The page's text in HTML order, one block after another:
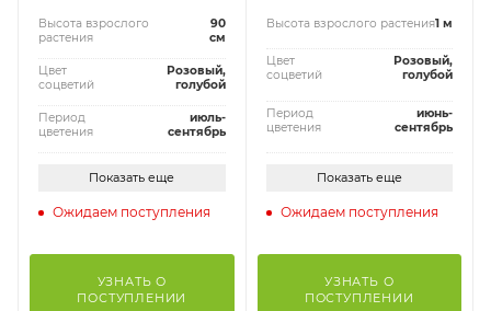
Высота взрослого
растения
90
см
Цвет
соцветий
Розовый,
голубой
Период
цветения
июль-
сентябрь
Показать еще
Ожидаем поступления
УЗНАТЬ О
ПОСТУПЛЕНИИ
Высота взрослого растения1 м
Цвет
соцветий
Розовый,
голубой
Период
цветения
июнь-
сентябрь
Показать еще
Ожидаем поступления
УЗНАТЬ О
ПОСТУПЛЕНИИ